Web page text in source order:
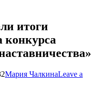
итоги
конкурса
Мария ЧалкинаLeave a